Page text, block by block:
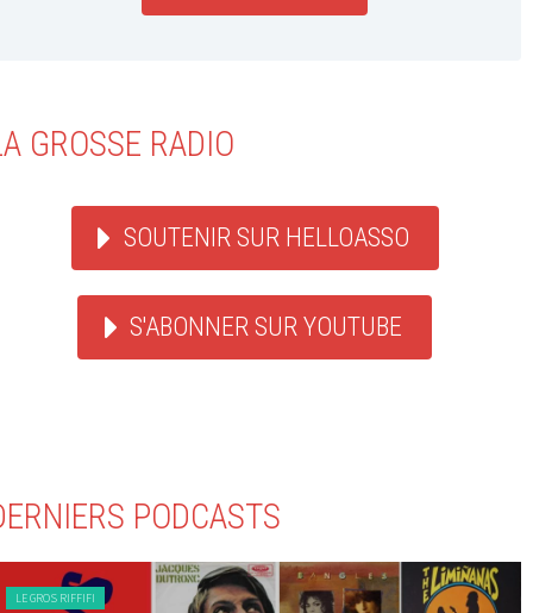
GROSSE RADIO
SOUTENIR SUR HELLOASSO
S'ABONNER SUR YOUTUBE
PODCASTS
LE GROS RIFFIFI